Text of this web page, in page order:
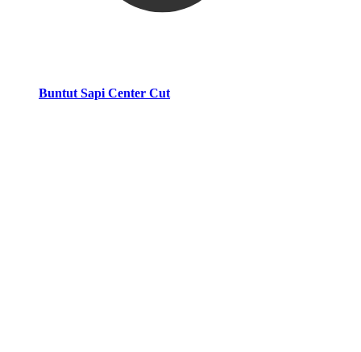
Buntut Sapi Center Cut